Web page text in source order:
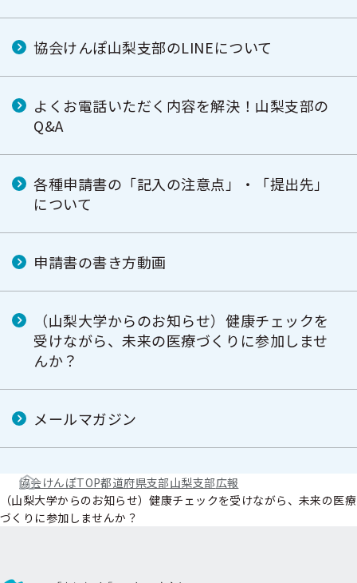
協会けんぽ山梨支部のLINEについて
よくお電話いただく内容を解決！山梨支部の
Q&A
各種申請書の「記入の注意点」・「提出先」
について
申請書の書き方動画
（山梨大学からのお知らせ）健康チェックを
受けながら、未来の医療づくりに参加しませ
んか？
メールマガジン
協会けんぽTOP都道府県支部山梨支部広報
（山梨大学からのお知らせ）健康チェックを受けながら、未来の医療
づくりに参加しませんか？